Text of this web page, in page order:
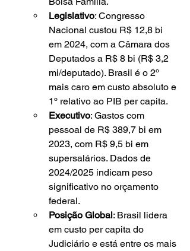
Legislativo: Congresso
Nacional custou R$ 12,8 bi
em 2024, com a Câmara dos
Deputados a R$ 8 bi (R$ 3,2
mi/deputado). Brasil é o 2º
mais caro em custo absoluto e
1º relativo ao PIB per capita.
Executivo: Gastos com
pessoal de R$ 389,7 bi em
2023, com R$ 9,5 bi em
supersalários. Dados de
2024/2025 indicam peso
significativo no orçamento
federal.
Posição Global: Brasil lidera
em custo per capita do
Judiciário e está entre os mais